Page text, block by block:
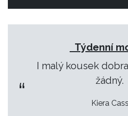
Týdenní
I malý kousek
žádný.
Kiera Cass